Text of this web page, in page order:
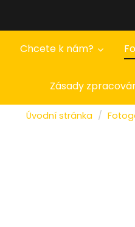
Chcete k nám?
Zásady
Úvodní stránka